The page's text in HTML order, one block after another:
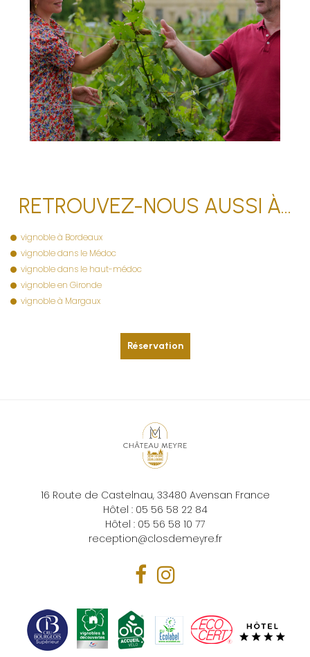
RETROUVEZ-NOUS AUSSI À…
vignoble à Bordeaux
vignoble dans le Médoc
vignoble dans le haut-médoc
vignoble en Gironde
vignoble à Margaux
Réservation
16 Route de Castelnau, 33480 Avensan France
Hôtel : 05 56 58 22 84
Hôtel : 05 56 58 10 77
reception@closdemeyre.fr